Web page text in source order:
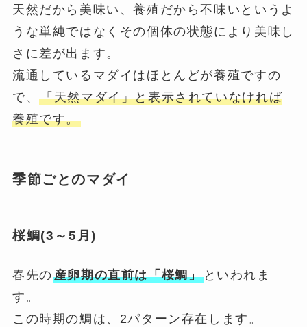
天然だから美味い、養殖だから不味いというよ
うな単純ではなくその個体の状態により美味し
さに差が出ます。
流通しているマダイはほとんどが養殖ですの
で、「天然マダイ」と表示されていなければ
養殖です。
季節ごとのマダイ
桜鯛(3～5月)
春先の産卵期の直前は「桜鯛」といわれま
す。
この時期の鯛は、2パターン存在します。